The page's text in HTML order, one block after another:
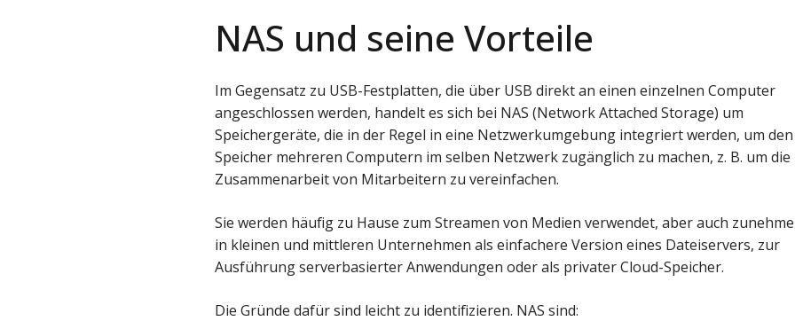
NAS und seine Vorteile
Im Gegensatz zu USB-Festplatten, die über USB direkt an einen einzelnen Computer
angeschlossen werden, handelt es sich bei NAS (Network Attached Storage) um
Speichergeräte, die in der Regel in eine Netzwerkumgebung integriert werden, um den
Speicher mehreren Computern im selben Netzwerk zugänglich zu machen, z. B. um die
Zusammenarbeit von Mitarbeitern zu vereinfachen.
Sie werden häufig zu Hause zum Streamen von Medien verwendet, aber auch
in kleinen und mittleren Unternehmen als einfachere Version eines Dateiservers, zur
Ausführung serverbasierter Anwendungen oder als privater Cloud-Speicher.
Die Gründe dafür sind leicht zu identifizieren. NAS sind: